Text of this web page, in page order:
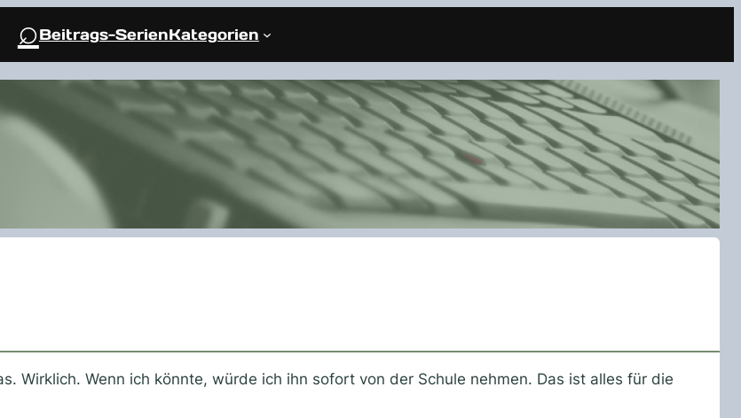
⌕Beitrags-SerienKategorien
Wirklich. Wenn ich könnte, würde ich ihn sofort von der Schule nehmen. Das ist alles für die